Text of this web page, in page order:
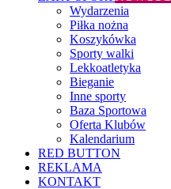
Wydarzenia
Piłka nożna
Koszykówka
Sporty walki
Lekkoatletyka
Bieganie
Inne sporty
Baza Sportowa
Oferta Klubów
Kalendarium
RED BUTTON
REKLAMA
KONTAKT